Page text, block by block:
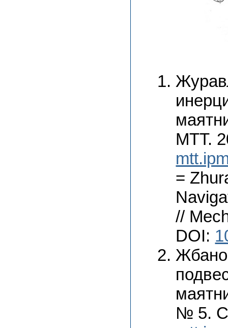
МТТ.
=
//
DOI:
№ 5.